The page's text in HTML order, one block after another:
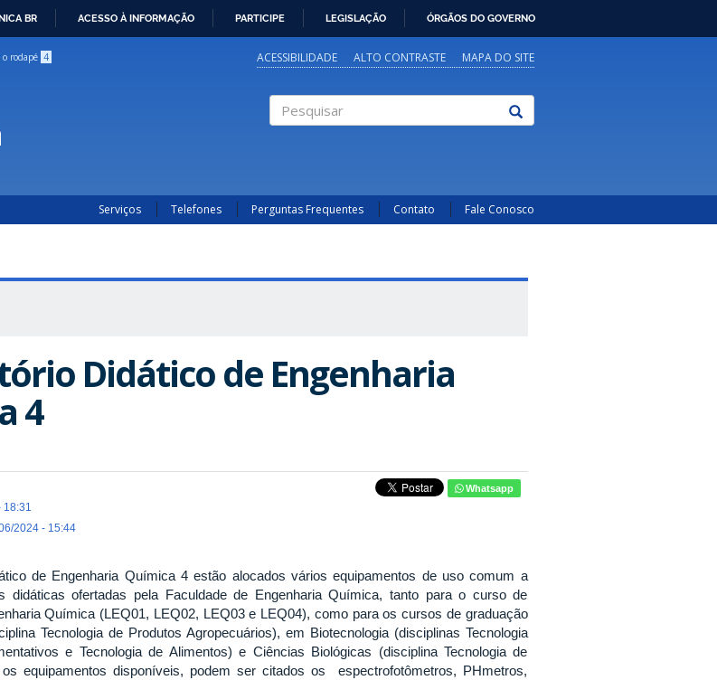
BR ACESSO À INFORMAÇÃO PARTICIPE LEGISLAÇÃO ÓRGÃOS DO GOVERNO
o rodapé 4 ACESSIBILIDADE ALTO CONTRASTE MAPA DO SITE
Serviços Telefones Perguntas Frequentes Contato Fale Conosco
Didático de Engenharia
4
2024 - 15:44
Whatsapp
de Engenharia Química 4 estão alocados vários equipamentos de uso comum a
didáticas ofertadas pela Faculdade de Engenharia Química, tanto para o curso de
Química (LEQ01, LEQ02, LEQ03 e LEQ04), como para os cursos de graduação
Tecnologia de Produtos Agropecuários), em Biotecnologia (disciplinas Tecnologia
e Tecnologia de Alimentos) e Ciências Biológicas (disciplina Tecnologia de
equipamentos disponíveis, podem ser citados os espectrofotômetros, PHmetros,